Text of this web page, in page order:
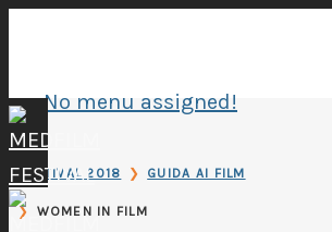
No menu assigned!
FESTIVAL 2018 ❯ GUIDA AI FILM
❯ WOMEN IN FILM